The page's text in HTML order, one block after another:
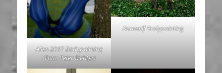
Alien 2007 Bodypainting
(Foto: Peter Richter)
Baumelf Bodypainting